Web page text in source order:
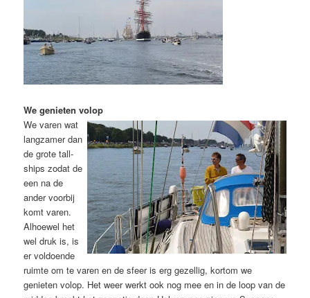
We genieten volop
We varen wat
langzamer dan
de grote tall-
ships zodat de
een na de
ander voorbij
komt varen.
Alhoewel het
wel druk is, is
er voldoende
ruimte om te varen en de sfeer is erg gezellig, kortom we
genieten volop. Het weer werkt ook nog mee en in de loop van de